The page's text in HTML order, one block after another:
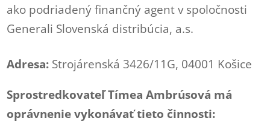
ako podriadený finančný agent v spoločnosti
Generali Slovenská distribúcia, a.s.
Adresa: Strojárenská 3426/11G, 04001 Košice
Sprostredkovateľ Tímea Ambrúsová má
oprávnenie vykonávať tieto činnosti: